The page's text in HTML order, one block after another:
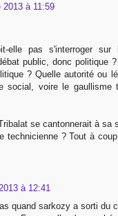
2013 à 11:59
elle pas s'interroger
public, donc politique
? Quelle autorité ou
social, voire le gaullisme
se cantonnerait à sa
technicienne ? Tout à
à 12:41
quand sarkozy a sorti du